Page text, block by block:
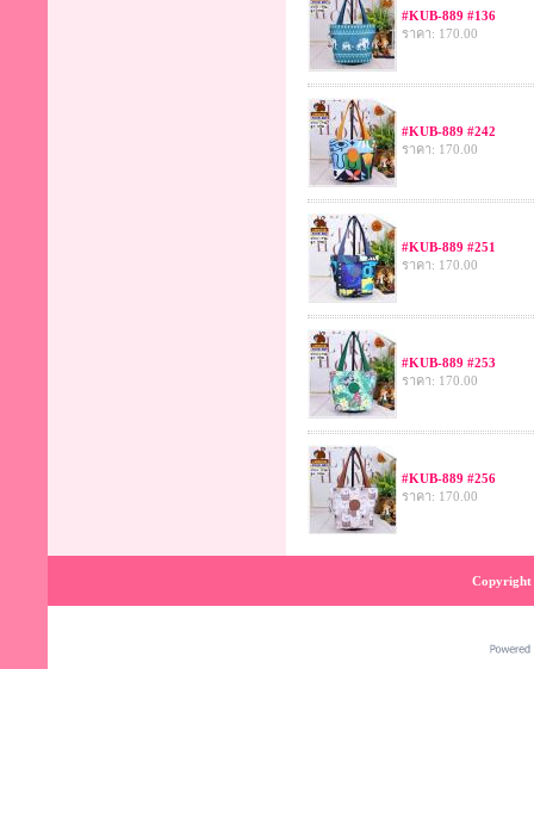
#KUB-889 #136
ราคา: 170.00
#KUB-889 #242
ราคา: 170.00
#KUB-889 #251
ราคา: 170.00
#KUB-889 #253
ราคา: 170.00
#KUB-889 #256
ราคา: 170.00
Copyright